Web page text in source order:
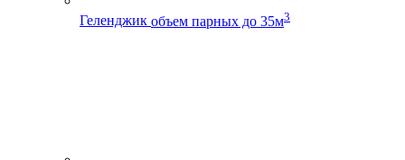
Геленджик объем парных до 35м3